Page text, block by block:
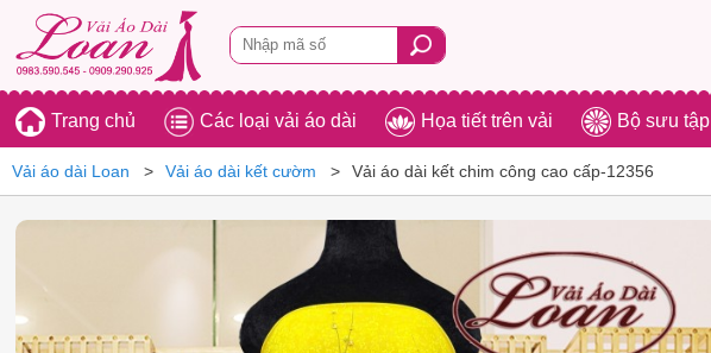
Trang chủ Các loại vải áo dài Họa tiết trên vải Bộ sưu tập
Vải áo dài Loan Vải áo dài kết cườm Vải áo dài kết chim công cao cấp-12356